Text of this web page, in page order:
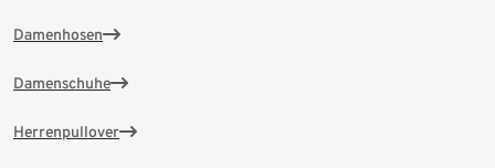
Damenhosen
Damenschuhe
Herrenpullover